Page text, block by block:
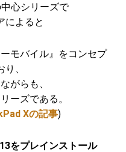
心シリーズで
によると
モバイル』をコンセプ
り、
がらも、
ーズである。
Xの記事)
をプレインストール